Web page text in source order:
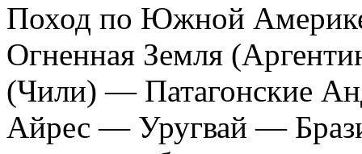
Поход по Южной
Огненная Земля
(Чили) — Патагонские
Айрес — Уругвай —